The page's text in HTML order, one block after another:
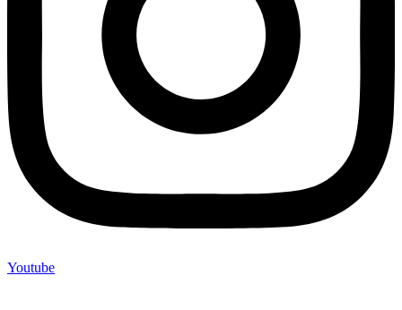
Youtube